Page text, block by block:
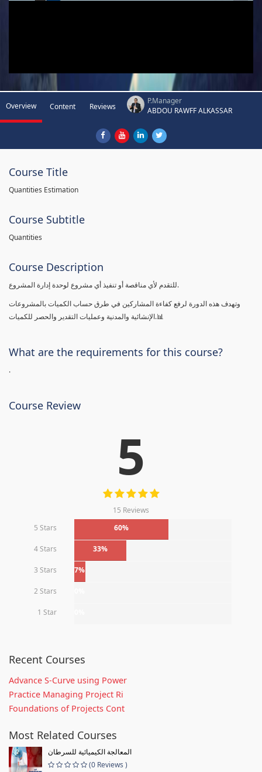
Overview Content Reviews
P.Manager
ABDOU RAWFF ALKASSAR
Course Title
Quantities Estimation
Course Subtitle
Quantities
Course Description
للتقدم لأي مناقصة أو تنفيذ أي مشروع لوحدة إدارة المشروع.
وتهدف هذه الدورة لرفع كفاءة المشاركين في طرق حساب الكميات بالمشروعات
الإنشائية والمدنية وعمليات التقدير والحصر للكميات.📊
What are the requirements for this course?
.
Course Review
5
15 Reviews
5 Stars
60%
4 Stars 33%
3 Stars 7%
2 Stars
1 Star
Recent Courses
Advance S-Curve using Power
Practice Managing Project Ri
Foundations of Projects Cont
Most Related Courses
المعالجة الكيميائية للسرطان
(0 Reviews )